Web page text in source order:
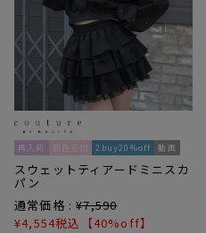
再入荷 新色追加 2buy20%off 動画
スウェットティアードミニスカ
パン
通常価格 : ¥7,590
¥4,554税込 【40%off】